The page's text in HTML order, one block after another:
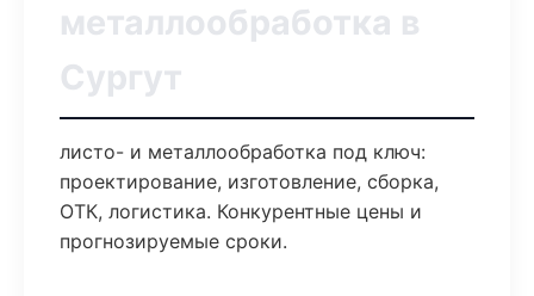
металлообработка в
Сургут
листо- и металлообработка под ключ:
проектирование, изготовление, сборка,
ОТК, логистика. Конкурентные цены и
прогнозируемые сроки.